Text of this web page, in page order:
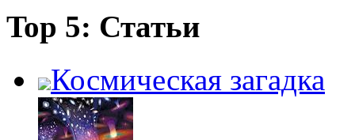
Top 5: Статьи
Космическая загадка